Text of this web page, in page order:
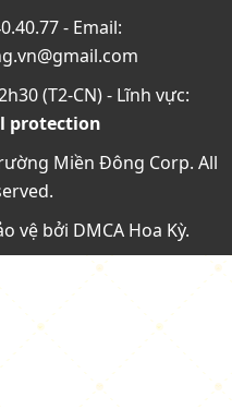
- Email:
(T2-CN) - Lĩnh vực:
protection
Miền Đông Corp. All
vệ bởi DMCA Hoa Kỳ.